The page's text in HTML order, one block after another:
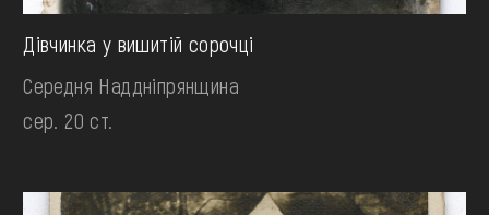
Дівчинка у вишитій сорочці
Середня Наддніпрянщина
сер. 20 ст.